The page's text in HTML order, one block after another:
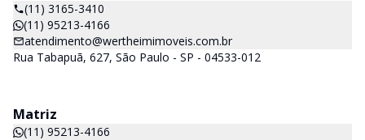
(11) 3165-3410
(11) 95213-4166
atendimento@wertheimimoveis.com.br
Rua Tabapuã, 627, São Paulo - SP - 04533-012
Matriz
(11) 95213-4166